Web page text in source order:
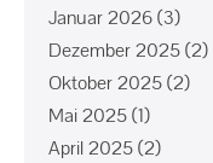
Januar 2026(3)
Dezember 2025(2)
Oktober 2025(2)
Mai 2025(1)
April 2025(2)